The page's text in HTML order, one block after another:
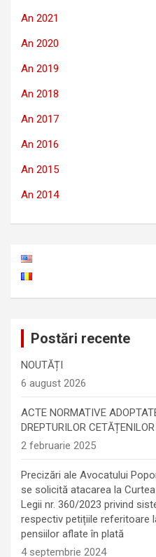
An 2021
An 2020
An 2019
An 2018
An 2017
An 2016
An 2015
An 2014
Postări recente
NOUTĂȚI
6 august 2026
ACTE NORMATIVE
DREPTURILOR CETĂȚENILOR
2 februarie 2025
Precizări ale Avocatului
se solicită atacarea la
Legii nr. 360/2023 privind
respectiv petițiile referitoare
pensiilor aflate în plată
4 septembrie 2024